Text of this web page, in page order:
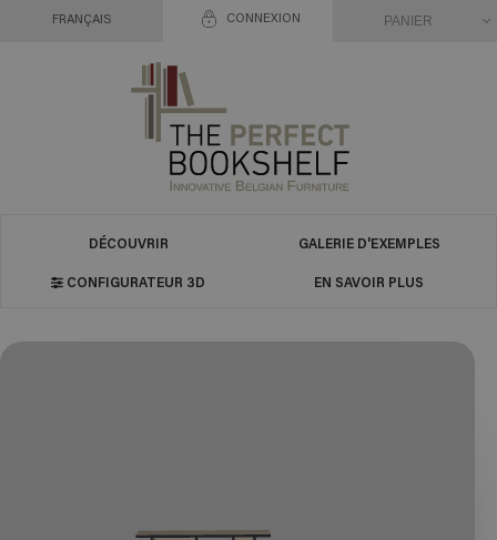
CONNEXION
FRANÇAIS PANIER
DÉCOUVRIR GALERIE D'EXEMPLES
CONFIGURATEUR 3D EN SAVOIR PLUS